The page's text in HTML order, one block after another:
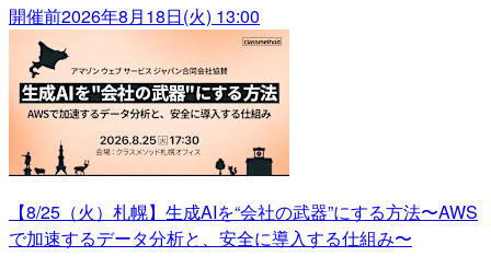
開催前2026年8月18日(火) 13:00
【8/25（火）札幌】生成AIを“会社の武器”にする方法〜AWS
で加速するデータ分析と、安全に導入する仕組み〜